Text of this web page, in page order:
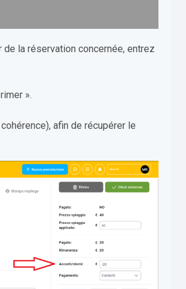
la réservation concernée, entrez
».
afin de récupérer le